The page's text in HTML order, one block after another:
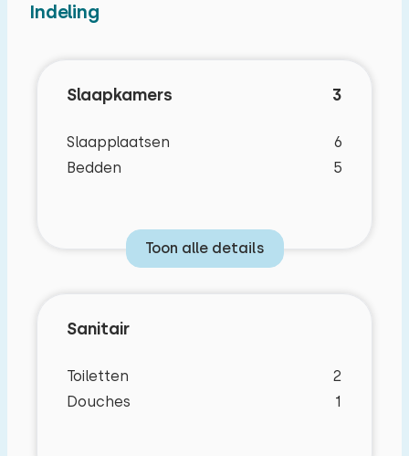
Indeling
Slaapkamers 3
Slaapplaatsen
6
Bedden
5
Toon alle details
Sanitair
Toiletten
2
Douches
1